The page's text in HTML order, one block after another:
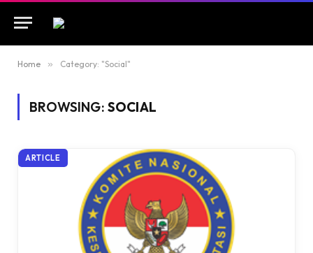
Home » Category: "Social"
BROWSING: SOCIAL
ARTICLE